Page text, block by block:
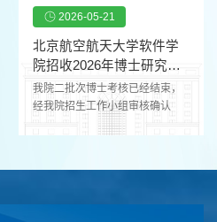
师1梁*成440*4414是085405软
件工程非全日制定向杨任
究生招生信息网（网址
http://yz.chsi.com.cn）完成系统
报名、支付报名考试费并提交了
系统生成的报名信息表。经我院
招生工作小组审核确认后，现将
该批次拟录取结果予以公示（详
见下表），公示期为2026年5月
26日至2026年6月8日。公示期
我院联系，联系电话：010-
2026-05-21
北京航空航天大学软件学
院招收2026年博士研究生
综合考核结果(...
我院二批次博士考核已经结束，
经我院招生工作小组审核确认
后，现将该批次考核结果予以公